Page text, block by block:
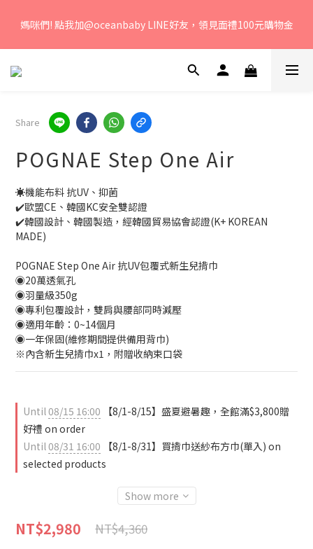
間：周一至周五 早上9點 至 下午6點。
媽咪們! 點我加@oceanbaby LINE好友，領見面禮100元購物金
若您有任何問題、歡迎聯絡客服專線：04-2382-6878，服務時
Share
POGNAE Step One Air
☀️機能布料 抗UV、抑菌
✔️歐盟CE、韓國KC安全雙認證
✔️韓國設計、韓國製造，經韓國貿易協會認證(K+ KOREAN
MADE)
POGNAE Step One Air 抗UV包覆式新生兒揹巾
◉20萬透氣孔
◉羽量級350g
◉專利包覆設計，雙肩與腰部同時減壓
◉適用年齡：0~14個月
◉一年保固(維修期間提供備用背巾)
※內含新生兒揹巾x1，附贈收納束口袋
Until08/15 16:00 【8/1-8/15】盛夏避暑趣，全館滿$3,800贈
好禮 on order
Until08/31 16:00 【8/1-8/31】買揹巾送紗布方巾(單入) on
selected products
Show more
NT$2,980 NT$4,360